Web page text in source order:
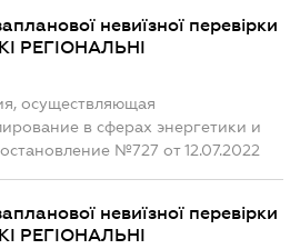
невиїзної перевірки
РЕГІОНАЛЬНІ
осуществляющая
в сферах энергетики и
№727 от 12.07.2022
невиїзної перевірки
РЕГІОНАЛЬНІ